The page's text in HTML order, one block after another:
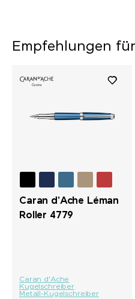
Empfehlungen
Caran d'Ache Léman
Roller 4779
Caran d'Ache
Kugelschreiber
Metall-Kugelschreiber